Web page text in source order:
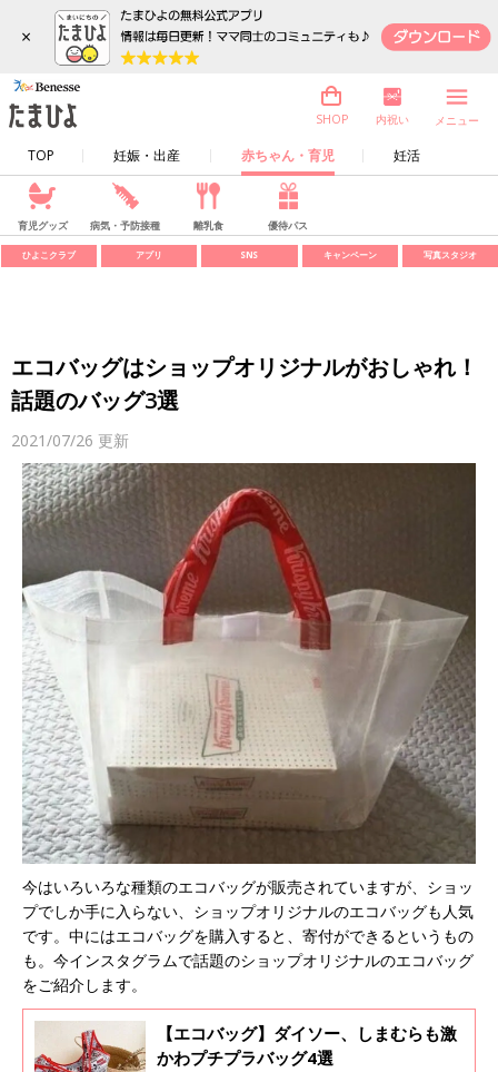
×
TOP 妊娠・出産 赤ちゃん・育児 妊活
SHOP 内祝い メニュー
育児グッズ 病気・予防接種 離乳食 優待パス
ひよこクラブ アプリ SNS キャンペーン 写真スタジオ
エコバッグはショップオリジナルがおしゃれ！
話題のバッグ3選
2021/07/26 更新
今はいろいろな種類のエコバッグが販売されていますが、ショッ
プでしか手に入らない、ショップオリジナルのエコバッグも人気
です。中にはエコバッグを購入すると、寄付ができるというもの
も。今インスタグラムで話題のショップオリジナルのエコバッグ
をご紹介します。
【エコバッグ】ダイソー、しまむらも激
かわプチプラバッグ4選